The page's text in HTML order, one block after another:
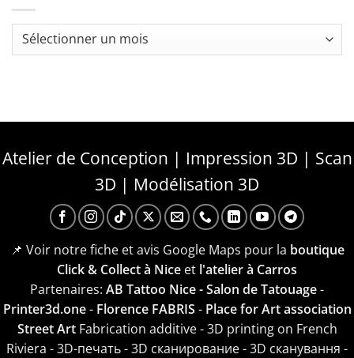
Archives
Atelier de Conception | Impression 3D | Scan
3D | Modélisation 3D
📌 Voir notre fiche et avis Google Maps pour la boutique
Click & Collect à Nice et l'atelier à Carros
Partenaires: AB Tattoo Nice - Salon de Tatouage-
Printer3d.one- Florence FABRIS - Place for Art association
Street ArtFabrication additive - 3D printing on French
Riviera - 3D-печать - 3D сканирование - 3D сканування -